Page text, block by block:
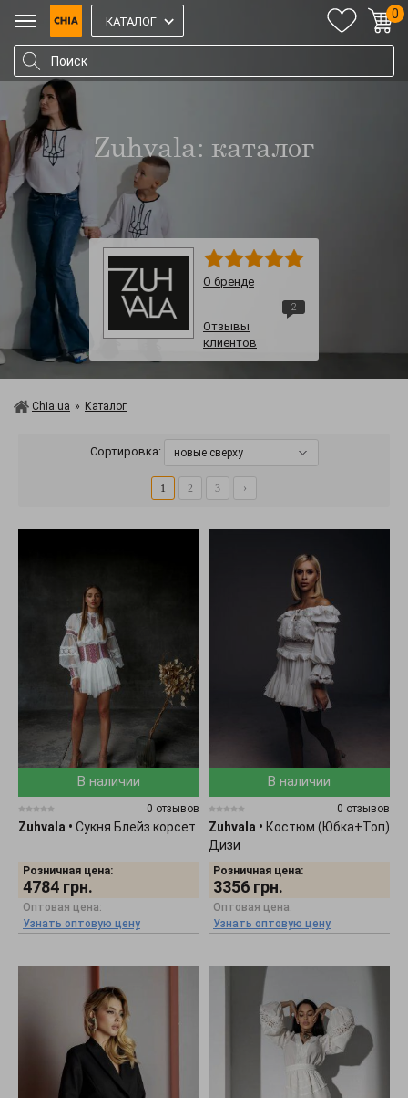
КАТАЛОГ
0
Zuhvala: каталог
О бренде
Отзывы
клиентов
2
Chia.ua » Каталог
Сортировка: новые сверху
1 2 3 ›
В наличии
0 отзывов
Zuhvala • Сукня Блейз корсет
Розничная цена:
4784 грн.
Оптовая цена:
Узнать оптовую цену
В наличии
0 отзывов
Zuhvala • Костюм (Юбка+Топ)
Дизи
Розничная цена:
3356 грн.
Оптовая цена:
Узнать оптовую цену